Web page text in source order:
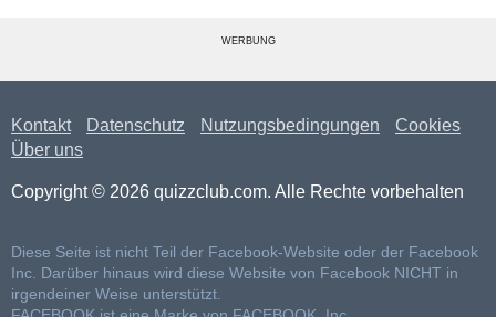
WERBUNG
Kontakt Datenschutz Nutzungsbedingungen
Cookies
Über uns
Copyright © 2026 quizzclub.com. Alle Rechte vorbehalten
Diese Seite ist nicht Teil der Facebook-Website oder der Facebook
Inc. Darüber hinaus wird diese Website von Facebook NICHT in
irgendeiner Weise unterstützt.